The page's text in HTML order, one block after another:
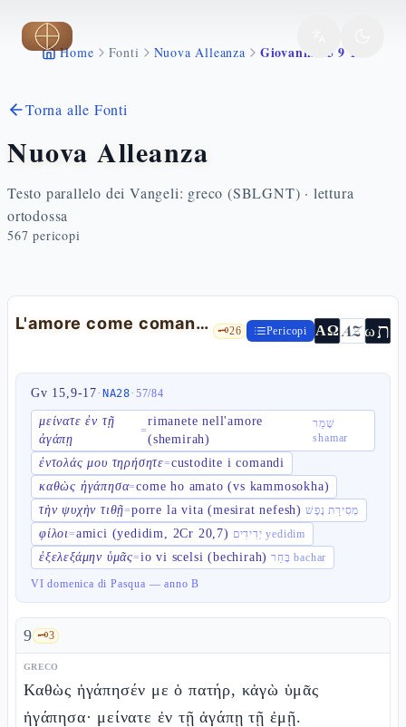
Vai al contenuto principale
Home Fonti Nuova Alleanza Giovanni 15 9 17
Torna alle Fonti
Nuova Alleanza
Testo parallelo dei Vangeli: greco (SBLGNT) · lettura
ortodossa
567 pericopi
L'amore come comando — Gv 15,9-17 🗝️26 Pericopi ΑΩ AZωת
Gv 15,9-17· NA28· 57/84
μείνατε ἐν τῇ
ἀγάπῃ
=
rimanete nell'amore
(shemirah)
שָׁמַר
shamar
ἐντολάς μου τηρήσητε=custodite i comandi
καθὼς ἠγάπησα=come ho amato (vs kammosokha)
τὴν ψυχὴν τιθῇ=porre la vita (mesirat nefesh) מְסִירַת נֶפֶשׁ
φίλοι=amici (yedidim, 2Cr 20,7) יְדִידִים yedidim
ἐξελεξάμην ὑμᾶς=io vi scelsi (bechirah) בָּחַר bachar
VI domenica di Pasqua — anno B
9 🗝️3
GRECO
Καθὼς ἠγάπησέν με ὁ πατήρ, κἀγὼ ὑμᾶς
ἠγάπησα· μείνατε ἐν τῇ ἀγάπῃ τῇ ἐμῇ.